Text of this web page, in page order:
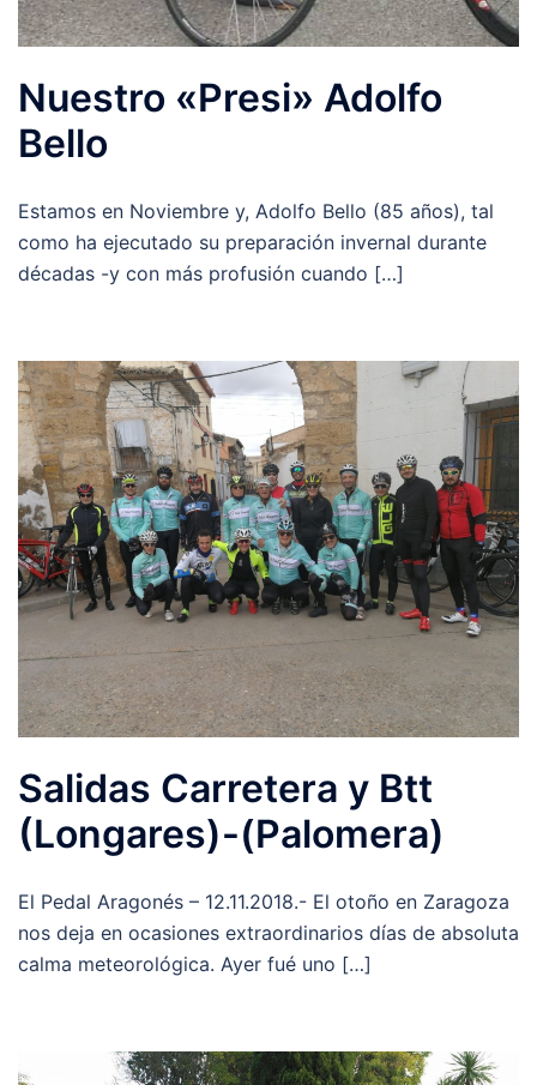
Nuestro «Presi» Adolfo
Bello
Estamos en Noviembre y, Adolfo Bello (85 años), tal
como ha ejecutado su preparación invernal durante
décadas -y con más profusión cuando […]
Salidas Carretera y Btt
(Longares)-(Palomera)
El Pedal Aragonés – 12.11.2018.- El otoño en Zaragoza
nos deja en ocasiones extraordinarios días de absoluta
calma meteorológica. Ayer fué uno […]